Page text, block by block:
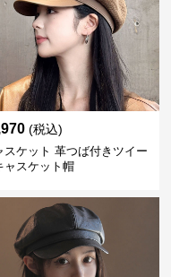
(税込)
スケット 革つば付きツイー
ャスケット帽